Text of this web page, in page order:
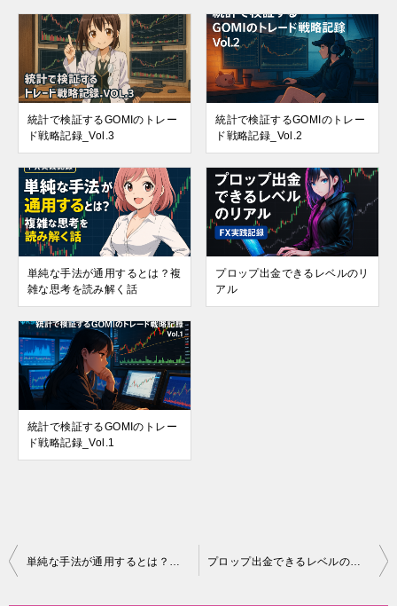
統計で検証するGOMIのトレー
ド戦略記録_Vol.3
統計で検証するGOMIのトレー
ド戦略記録_Vol.2
単純な手法が通用するとは？複
雑な思考を読み解く話
プロップ出金できるレベルのリ
アル
統計で検証するGOMIのトレー
ド戦略記録_Vol.1
投
単純な手法が通用するとは？複雑な思考を読み解く話 プロップ出金できるレベルのリアル